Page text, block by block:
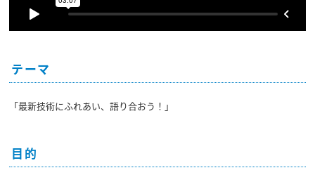
テーマ
「最新技術にふれあい、語り合おう！」
目的